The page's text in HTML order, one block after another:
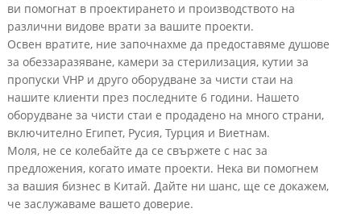
ви помогнат в проектирането и производството на
различни видове врати за вашите проекти.
Освен вратите, ние започнахме да предоставяме душове
за обеззаразяване, камери за стерилизация, кутии за
пропуски VHP и друго оборудване за чисти стаи на
нашите клиенти през последните 6 години. Нашето
оборудване за чисти стаи е продадено на много страни,
включително Египет, Русия, Турция и Виетнам.
Моля, не се колебайте да се свържете с нас за
предложения, когато имате проекти. Нека ви помогнем
за вашия бизнес в Китай. Дайте ни шанс, ще се докажем,
че заслужаваме вашето доверие.